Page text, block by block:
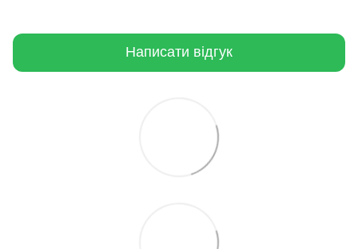
Написати відгук